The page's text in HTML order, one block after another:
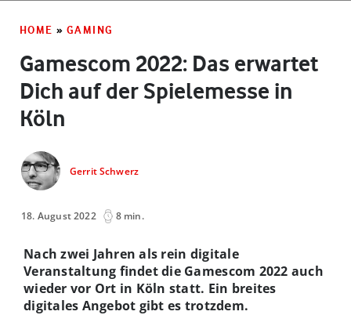
HOME » GAMING
Gamescom 2022: Das erwartet
Dich auf der Spielemesse in
Köln
Gerrit Schwerz
18. August 2022 8 min.
Nach zwei Jahren als rein digitale
Veranstaltung findet die Gamescom 2022 auch
wieder vor Ort in Köln statt. Ein breites
digitales Angebot gibt es trotzdem.